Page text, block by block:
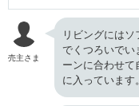
売主さま
リビングには
でくつろいでい
ーンに合わせて
に入っています。